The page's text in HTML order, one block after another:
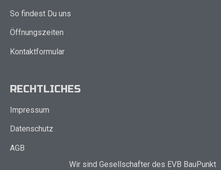
So findest Du uns
Öffnungszeiten
Kontaktformular
RECHTLICHES
Impressum
Datenschutz
AGB
Wir sind Gesellschafter des EVB BauPunkt